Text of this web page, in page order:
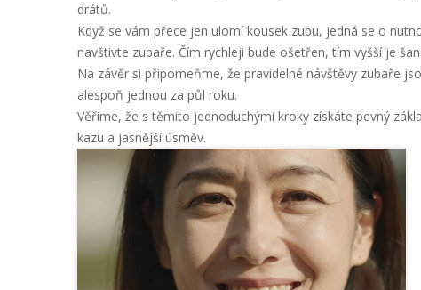
drátů.
Když se vám přece jen ulomí kousek zubu, jedná se o
navštivte zubaře. Čím rychleji bude ošetřen, tím vyšší je
Na závěr si připomeňme, že pravidelné návštěvy zubaře
alespoň jednou za půl roku.
Věříme, že s těmito jednoduchými kroky získáte pevný
kazu a jasnější úsměv.